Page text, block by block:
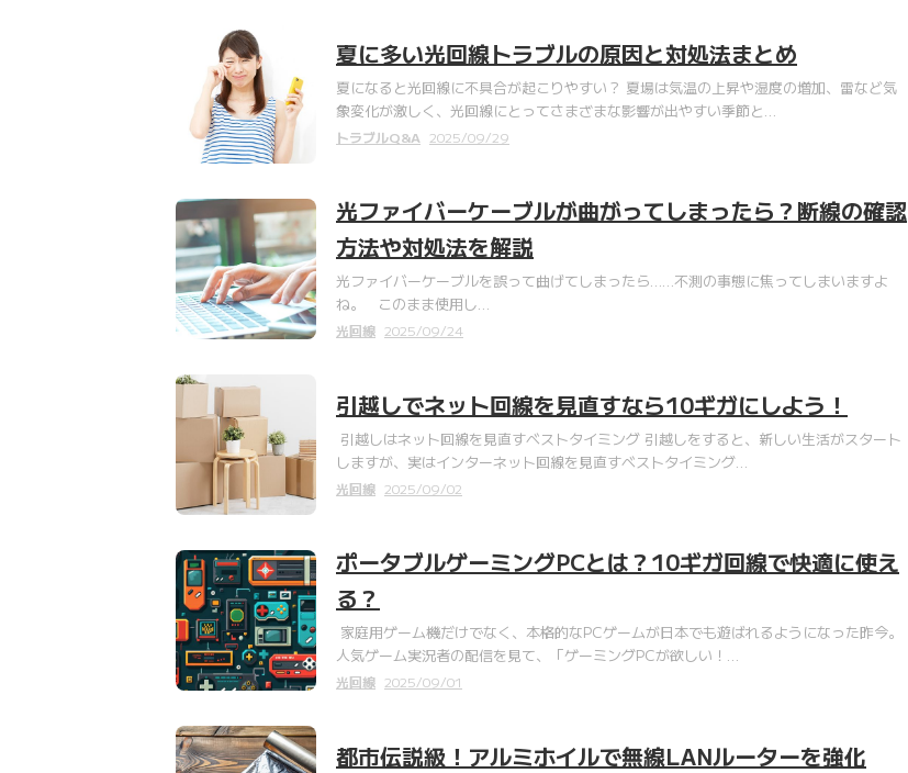
夏に多い光回線トラブルの原因と対処法まとめ
夏になると光回線に不具合が起こりやすい？ 夏場は気温の上昇や湿度の増加、雷など気
象変化が激しく、光回線にとってさまざまな影響が出やすい季節と…
トラブルQ&A 2025/09/29
光ファイバーケーブルが曲がってしまったら？断線の確認
方法や対処法を解説
光ファイバーケーブルを誤って曲げてしまったら……不測の事態に焦ってしまいますよ
ね。 このまま使用し…
光回線 2025/09/24
引越しでネット回線を見直すなら10ギガにしよう！
引越しはネット回線を見直すベストタイミング 引越しをすると、新しい生活がスタート
しますが、実はインターネット回線を見直すベストタイミング…
光回線 2025/09/02
ポータブルゲーミングPCとは？10ギガ回線で快適に使え
る？
家庭用ゲーム機だけでなく、本格的なPCゲームが日本でも遊ばれるようになった昨今。
人気ゲーム実況者の配信を見て、「ゲーミングPCが欲しい！…
光回線 2025/09/01
都市伝説級！アルミホイルで無線LANルーターを強化